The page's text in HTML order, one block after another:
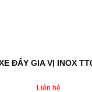
ĐẨY GIA VỊ INOX
Liên hệ